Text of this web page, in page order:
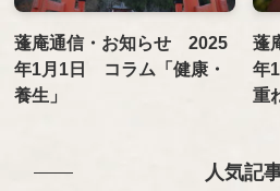
蓬庵通信・お知らせ 2025
年1月1日 コラム「健康・
養生」
蓬
年
重
人気記